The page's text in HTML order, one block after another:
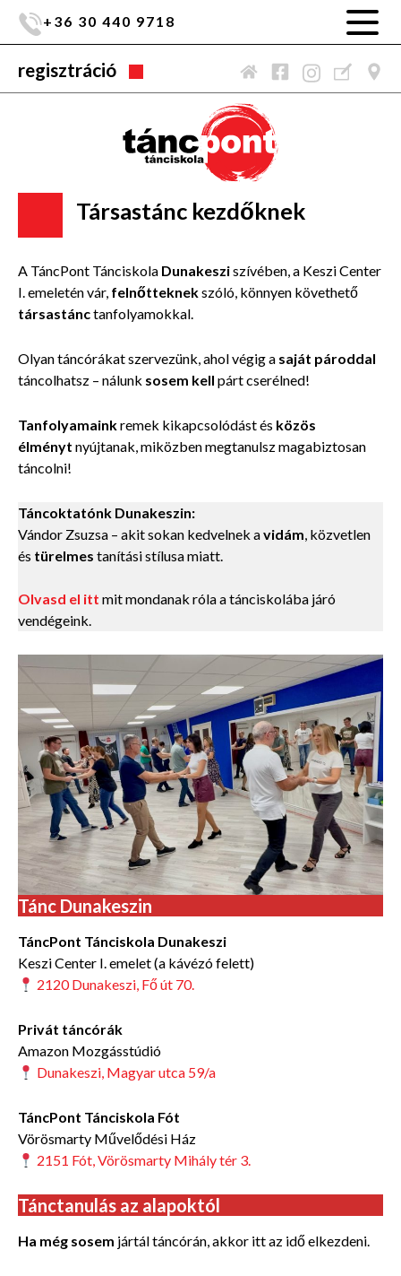
+36 30 440 9718
regisztráció
Társastánc kezdőknek
A TáncPont Tánciskola Dunakesziszívében, a Keszi Center
I. emeletén vár, felnőtteknekszóló, könnyen követhető
társastánctanfolyamokkal.
Olyan táncórákat szervezünk, ahol végig a saját pároddal
táncolhatsz – nálunk sosem kell párt cserélned!
Tanfolyamainkremek kikapcsolódást és közös
élményt nyújtanak, miközben megtanulsz magabiztosan
táncolni!
Táncoktatónk Dunakeszin:
Vándor Zsuzsa – akit sokan kedvelnek avidám, közvetlen
és türelmes tanítási stílusa miatt.
Olvasd el itt mit mondanak róla a tánciskolába járó
vendégeink.
Tánc Dunakeszin
TáncPont Tánciskola Dunakeszi
Keszi Center I. emelet (a kávézó felett)
2120 Dunakeszi, Fő út 70.
Privát táncórák
Amazon Mozgásstúdió
Dunakeszi, Magyar utca 59/a
TáncPont Tánciskola Fót
Vörösmarty Művelődési Ház
2151 Fót, Vörösmarty Mihály tér 3.
Tánctanulás az alapoktól
Ha még sosem jártál táncórán, akkor itt az idő elkezdeni.